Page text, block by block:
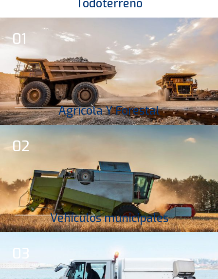
01
Todoterreno
02
Agrícola Y Forestal
03
Vehículos municipales